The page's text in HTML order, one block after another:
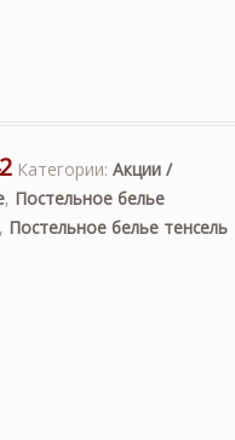
Категории: Акции /
, Постельное белье
, Постельное белье тенсель